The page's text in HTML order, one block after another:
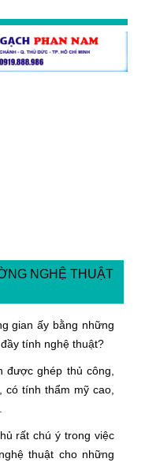
gian ấy bằng những
tính nghệ thuật?
được ghép thủ công,
có tính thẩm mỹ cao,
rất chú ý trong việc
thuật cho những
NGHỆ THUẬT